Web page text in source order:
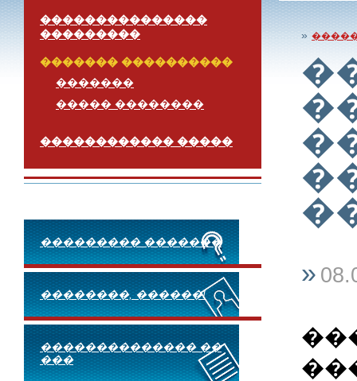
���������������
���������
������� ����������
�������
����� ��������
������������ �����
��������� �������
��������, ������!
�������������� ��
���
»
»